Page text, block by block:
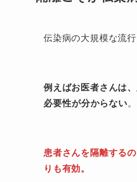
伝染病の大規模な流
例えばお医者さんは
必要性が分からない。
患者さんを隔離する
りも有効。